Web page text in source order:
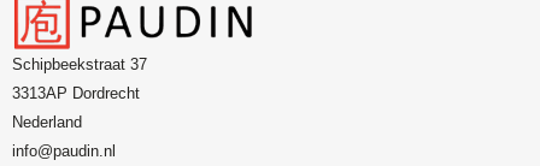
Schipbeekstraat 37
3313AP Dordrecht
Nederland
info@paudin.nl